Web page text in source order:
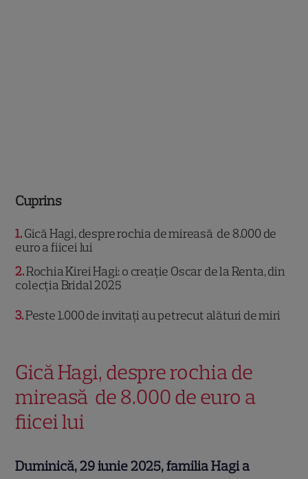
Cuprins
1 Gică Hagi, despre rochia de mireasă de 8.000 de
euro a fiicei lui
2 Rochia Kirei Hagi: o creație Oscar de la Renta, din
colecția Bridal 2025
3 Peste 1.000 de invitați au petrecut alături de miri
Gică Hagi, despre rochia de
mireasă de 8.000 de euro a
fiicei lui
Duminică, 29 iunie 2025, familia Hagi a